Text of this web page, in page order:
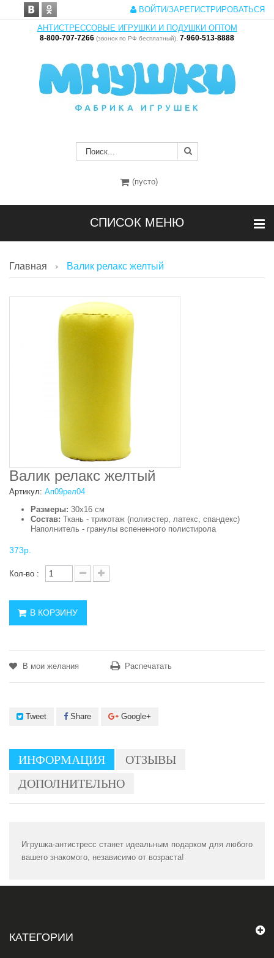
ВОЙТИ/ЗАРЕГИСТРИРОВАТЬСЯ
АНТИСТРЕССОВЫЕ ИГРУШКИ И ПОДУШКИ ОПТОМ
8-800-707-7266 (звонок по РФ бесплатный), 7-960-513-8888
(пусто)
СПИСОК МЕНЮ
Главная Валик релакс желтый
Валик релакс желтый
Артикул: Ап09рел04
Размеры: 30х16 см
Состав: Ткань - трикотаж (полиэстер, латекс, спандекс)
Наполнитель - гранулы вспененного полистирола
373р.
Кол-во :
В КОРЗИНУ
В мои желания Распечатать
Tweet Share Google+
ИНФОРМАЦИЯ
ОТЗЫВЫ
ДОПОЛНИТЕЛЬНО
Игрушка-антистресс станет идеальным подарком для любого
вашего знакомого, независимо от возраста!
КАТЕГОРИИ